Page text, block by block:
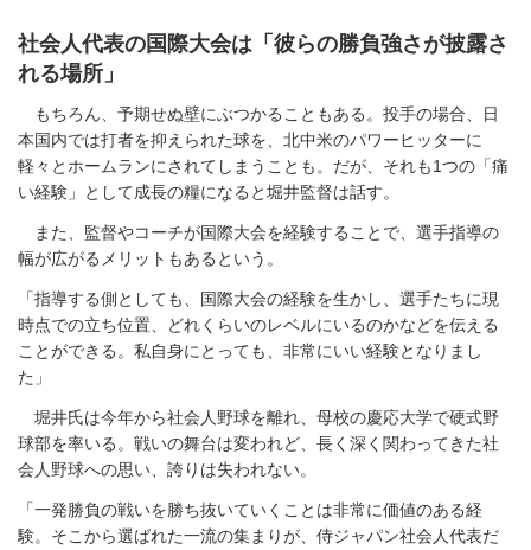
社会人代表の国際大会は「彼らの勝負強さが披露さ
れる場所」
もちろん、予期せぬ壁にぶつかることもある。投手の場合、日
本国内では打者を抑えられた球を、北中米のパワーヒッターに
軽々とホームランにされてしまうことも。だが、それも1つの「痛
い経験」として成長の糧になると堀井監督は話す。
また、監督やコーチが国際大会を経験することで、選手指導の
幅が広がるメリットもあるという。
「指導する側としても、国際大会の経験を生かし、選手たちに現
時点での立ち位置、どれくらいのレベルにいるのかなどを伝える
ことができる。私自身にとっても、非常にいい経験となりまし
た」
堀井氏は今年から社会人野球を離れ、母校の慶応大学で硬式野
球部を率いる。戦いの舞台は変われど、長く深く関わってきた社
会人野球への思い、誇りは失われない。
「一発勝負の戦いを勝ち抜いていくことは非常に価値のある経
験。そこから選ばれた一流の集まりが、侍ジャパン社会人代表だ